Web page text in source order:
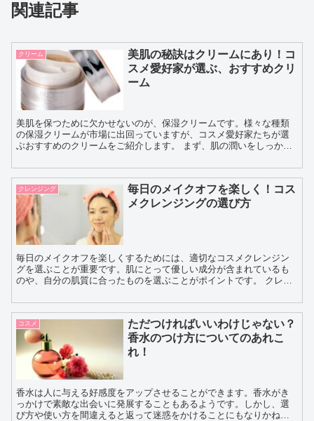
関連記事
クリーム
美肌の秘訣はクリームにあり！コ
スメ愛好家が選ぶ、おすすめクリ
ーム
美肌を保つために欠かせないのが、保湿クリームです。様々な種類
の保湿クリームが市場に出回っていますが、コスメ愛好家たちが選
ぶおすすめのクリームをご紹介します。 まず、肌の潤いをしっかり
クレンジング
毎日のメイクオフを楽しく！コス
メクレンジングの選び方
毎日のメイクオフを楽しくするためには、適切なコスメクレンジン
グを選ぶことが重要です。肌にとって優しい成分が含まれているも
のや、自分の肌質に合ったものを選ぶことがポイントです。 クレン
コスメ
ただつければいいわけじゃない？
香水のつけ方についてのあれこ
れ！
香水は人に与える好感度をアップさせることができます。香水がき
っかけで素敵な出会いに発展することもあるようです。しかし、選
び方や使い方を間違えると返って迷惑をかけることにもなりかねま